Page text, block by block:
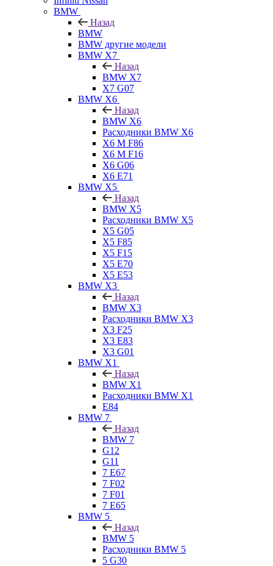
BMW
Назад
BMW
BMW другие модели
BMW X7
Назад
BMW X7
X7 G07
BMW X6
Назад
BMW X6
Расходники BMW X6
X6 M F86
X6 M F16
X6 G06
X6 E71
BMW X5
Назад
BMW X5
Расходники BMW X5
X5 G05
X5 F85
X5 F15
X5 E70
X5 E53
BMW X3
Назад
BMW X3
Расходники BMW X3
X3 F25
X3 E83
X3 G01
BMW X1
Назад
BMW X1
Расходники BMW X1
E84
BMW 7
Назад
BMW 7
G12
G11
7 Е67
7 F02
7 F01
7 E65
BMW 5
Назад
BMW 5
Расходники BMW 5
5 G30